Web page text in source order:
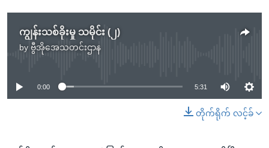
ကြည့်
ရှာဖွေ
ဘာသာစကားများ
ကျွန်းသစ်ခိုးမှု သမိုင်း (၂)
by ဗွီအိုအေသတင်းဌာန
No media source currently available
0:00 5:31
တိုက်ရိုက် လင့်ခ်